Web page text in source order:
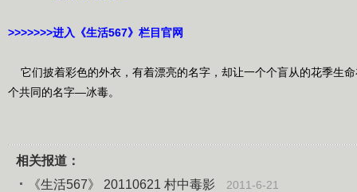
>>>>>>>进入《生活567》栏目官网
它们披着彩色的外衣，有着漂亮的名字，却让一个个盲从的花季生
个共同的名字—冰毒。
相关报道：
《生活567》 20110621 村中毒影
2011-6-21